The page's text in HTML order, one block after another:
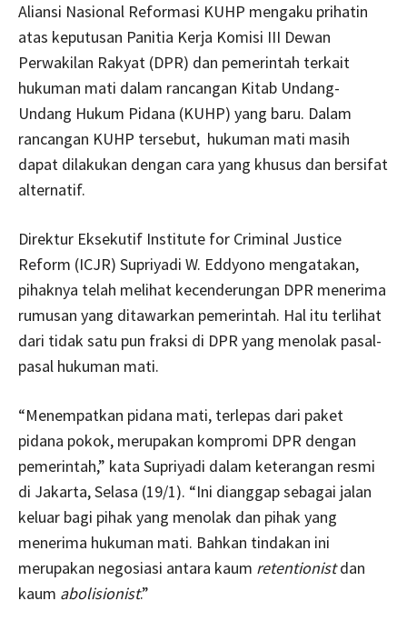
Aliansi Nasional Reformasi KUHP mengaku prihatin
atas keputusan Panitia Kerja Komisi III Dewan
Perwakilan Rakyat (DPR) dan pemerintah terkait
hukuman mati dalam rancangan Kitab Undang-
Undang Hukum Pidana (KUHP) yang baru. Dalam
rancangan KUHP tersebut, hukuman mati masih
dapat dilakukan dengan cara yang khusus dan bersifat
alternatif.
Direktur Eksekutif Institute for Criminal Justice
Reform (ICJR) Supriyadi W. Eddyono mengatakan,
pihaknya telah melihat kecenderungan DPR menerima
rumusan yang ditawarkan pemerintah. Hal itu terlihat
dari tidak satu pun fraksi di DPR yang menolak pasal-
pasal hukuman mati.
“Menempatkan pidana mati, terlepas dari paket
pidana pokok, merupakan kompromi DPR dengan
pemerintah,” kata Supriyadi dalam keterangan resmi
di Jakarta, Selasa (19/1). “Ini dianggap sebagai jalan
keluar bagi pihak yang menolak dan pihak yang
menerima hukuman mati. Bahkan tindakan ini
merupakan negosiasi antara kaum retentionistdan
kaum abolisionist.”